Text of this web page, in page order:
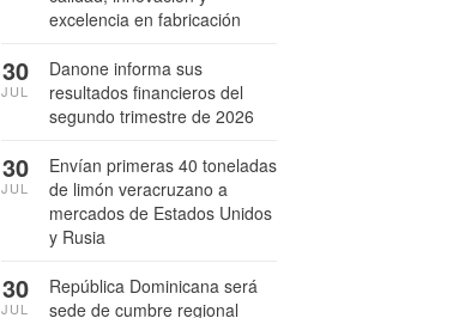
excelencia en fabricación
Danone informa sus
resultados financieros del
segundo trimestre de 2026
30
JUL
Envían primeras 40 toneladas
de limón veracruzano a
mercados de Estados Unidos
y Rusia
30
JUL
República Dominicana será
sede de cumbre regional
30
JUL